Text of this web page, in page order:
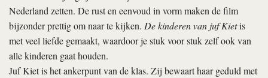
Nederland zetten. De rust en eenvoud in vorm maken de film
bijzonder prettig om naar te kijken. De kinderen van juf Kietis
met veel liefde gemaakt, waardoor je stuk voor stuk zelf ook van
alle kinderen gaat houden.
Juf Kiet is het ankerpunt van de klas. Zij bewaart haar geduld met